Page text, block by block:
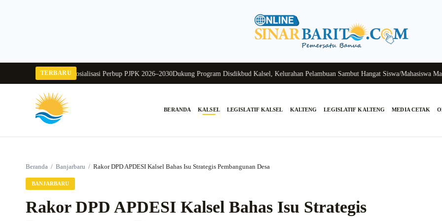
TERBARU
Raya Buka Sosialisasi Perbup PJPK 2026–2030Dukung Program Disdikbud Kalsel, Kelurahan Pelambuan Sambut Hangat Siswa/Mahasiswa
BERANDA KALSEL LEGISLATIF KALSEL KALTENG LEGISLATIF KALTENG MEDIA CETAK
Beranda / Banjarbaru / Rakor DPD APDESI Kalsel Bahas Isu Strategis Pembangunan Desa
BANJARBARU
Rakor DPD APDESI Kalsel Bahas Isu Strategis